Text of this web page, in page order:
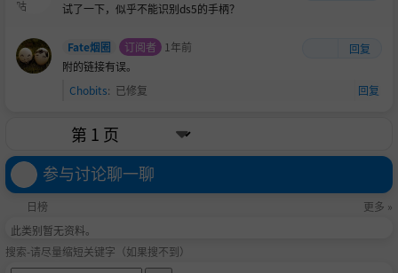
试了一下，似乎不能识别ds5的手柄？
Fate烟圈 订阅者 1年前
回复
附的链接有误。
Chobits: 已修复 回复
参与讨论聊一聊
日榜
更多 »
此类别暂无资料。
搜索-请尽量缩短关键字（如果搜不到）